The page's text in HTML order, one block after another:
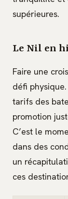
supérieures.
Le Nil en
Faire une
défi physique.
tarifs des
promotion
C’est le
dans des
un
ces